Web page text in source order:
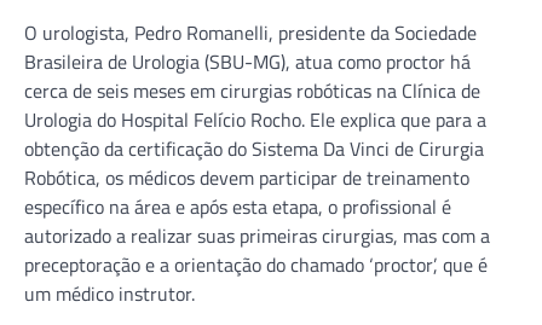
O urologista, Pedro Romanelli, presidente da Sociedade
Brasileira de Urologia (SBU-MG), atua como proctor há
cerca de seis meses em cirurgias robóticas na Clínica de
Urologia do Hospital Felício Rocho. Ele explica que para a
obtenção da certificação do Sistema Da Vinci de Cirurgia
Robótica, os médicos devem participar de treinamento
específico na área e após esta etapa, o profissional é
autorizado a realizar suas primeiras cirurgias, mas com a
preceptoração e a orientação do chamado ‘proctor’, que é
um médico instrutor.